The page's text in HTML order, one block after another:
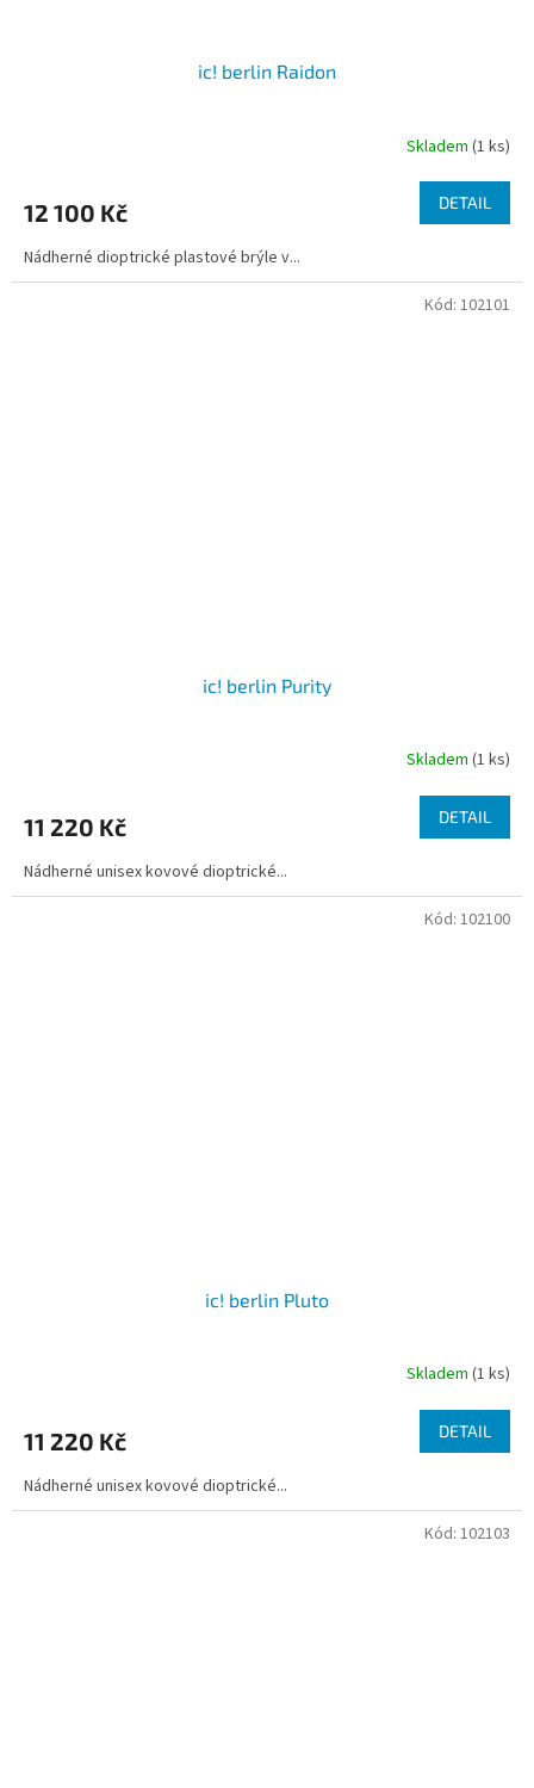
ic! berlin Raidon
Skladem (1 ks)
12 100 Kč DETAIL
Nádherné dioptrické plastové brýle v...
ic! berlin Purity
Skladem (1 ks)
11 220 Kč DETAIL
Nádherné unisex kovové dioptrické...
Kód: 102101
ic! berlin Pluto
Skladem (1 ks)
11 220 Kč DETAIL
Nádherné unisex kovové dioptrické...
Kód: 102100
Kód: 102103